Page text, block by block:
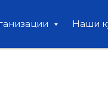
Наши